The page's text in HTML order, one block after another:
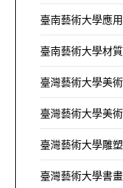
臺南藝術大學應
臺南藝術大學材
臺灣藝術大學美
臺灣藝術大學美
臺灣藝術大學雕
臺灣藝術大學書